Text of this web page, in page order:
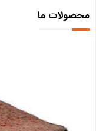
محصولات ما